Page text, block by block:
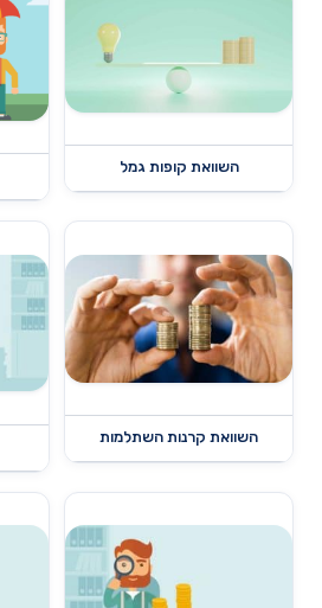
השוואת קופות גמל
השוואת קרנות השתלמות